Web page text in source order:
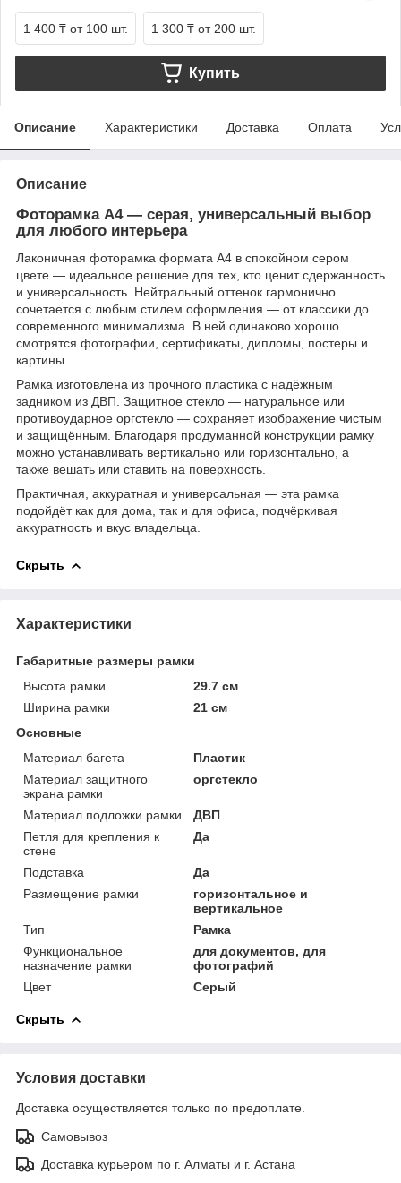
1 400 ₸ от 100 шт. 1 300 ₸ от 200 шт.
Купить
Описание Характеристики Доставка Оплата
Описание
Фоторамка А4 — серая, универсальный выбор
для любого интерьера
Лаконичная фоторамка формата А4 в спокойном сером
цвете — идеальное решение для тех, кто ценит сдержанность
и универсальность. Нейтральный оттенок гармонично
сочетается с любым стилем оформления — от классики до
современного минимализма. В ней одинаково хорошо
смотрятся фотографии, сертификаты, дипломы, постеры и
картины.
Рамка изготовлена из прочного пластика с надёжным
задником из ДВП. Защитное стекло — натуральное или
противоударное оргстекло — сохраняет изображение чистым
и защищённым. Благодаря продуманной конструкции рамку
можно устанавливать вертикально или горизонтально, а
также вешать или ставить на поверхность.
Практичная, аккуратная и универсальная — эта рамка
подойдёт как для дома, так и для офиса, подчёркивая
аккуратность и вкус владельца.
Скрыть
Характеристики
Габаритные размеры рамки
Высота рамки
29.7 см
Ширина рамки
21 см
Основные
Материал багета
Пластик
Материал защитного
экрана рамки
оргстекло
Материал подложки рамки
ДВП
Петля для крепления к
стене
Да
Подставка
Да
Размещение рамки
горизонтальное и
вертикальное
Тип
Рамка
Функциональное
назначение рамки
для документов, для
фотографий
Цвет
Серый
Скрыть
Условия доставки
Доставка осуществляется только по предоплате.
Самовывоз
Доставка курьером по г. Алматы и г. Астана